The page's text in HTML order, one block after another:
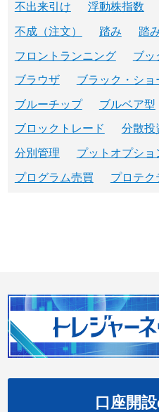
不出来引け 浮動株指数
不成（注文） 踏み 踏
フロントランニング ブッ
ブラウザ ブラック・シ
ブルーチップ ブルベア型
ブロックトレード 分散投
分別管理 プットオプショ
プログラム売買 プロテク
口座開